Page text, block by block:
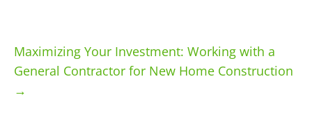
Maximizing Your Investment: Working with a
General Contractor for New Home Construction
→